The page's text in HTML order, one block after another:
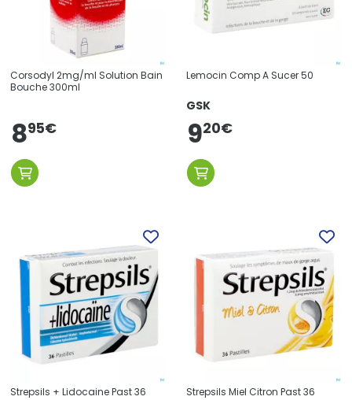
Corsodyl 2mg/ml Solution Bain
Bouche 300ml
895€
Lemocin Comp A Sucer 50
GSK
920€
Strepsils + Lidocaine Past 36 Strepsils Miel Citron Past 36